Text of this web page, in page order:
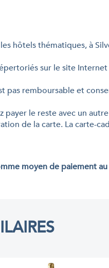
hôtels thématiques, à
sur le site
pas remboursable et
payer le reste avec un
de la carte. La carte-
moyen de paiement